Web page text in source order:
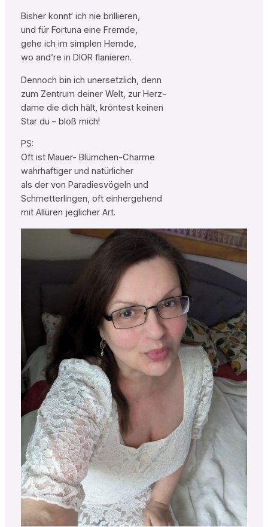
Bisher konnt‘ ich nie brillieren,
und für Fortuna eine Fremde,
gehe ich im simplen Hemde,
wo and’re in DIOR flanieren.
Dennoch bin ich unersetzlich, denn
zum Zentrum deiner Welt, zur Herz-
dame die dich hält, kröntest keinen
Star du – bloß mich!
PS:
Oft ist Mauer- Blümchen-Charme
wahrhaftiger und natürlicher
als der von Paradiesvögeln und
Schmetterlingen, oft einhergehend
mit Allüren jeglicher Art.